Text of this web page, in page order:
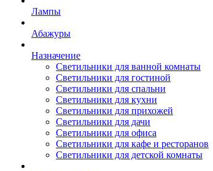
Лампы
Абажуры
Назначение
Светильники для ванной комнаты
Светильники для гостиной
Светильники для спальни
Светильники для кухни
Светильники для прихожей
Светильники для дачи
Светильники для офиса
Светильники для кафе и ресторанов
Светильники для детской комнаты